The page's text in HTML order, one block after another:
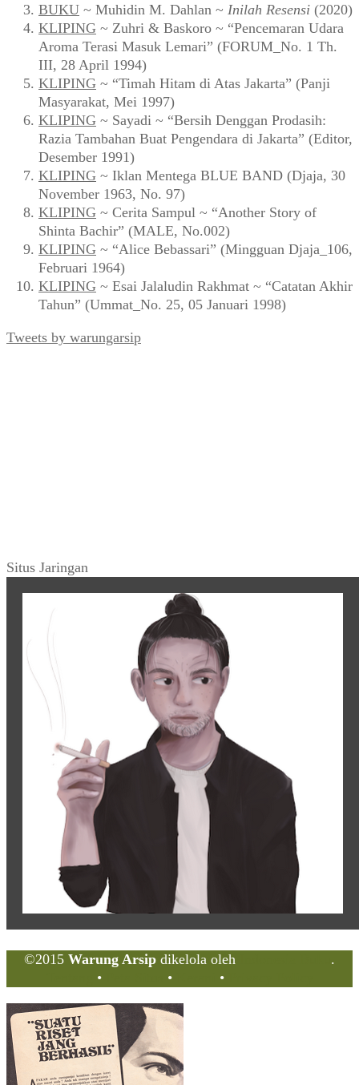
BUKU ~ Muhidin M. Dahlan ~ Inilah Resensi (2020)
KLIPING ~ Zuhri & Baskoro ~ “Pencemaran Udara
Aroma Terasi Masuk Lemari” (FORUM_No. 1 Th.
III, 28 April 1994)
KLIPING ~ “Timah Hitam di Atas Jakarta” (Panji
Masyarakat, Mei 1997)
KLIPING ~ Sayadi ~ “Bersih Denggan Prodasih:
Razia Tambahan Buat Pengendara di Jakarta” (Editor,
Desember 1991)
KLIPING ~ Iklan Mentega BLUE BAND (Djaja, 30
November 1963, No. 97)
KLIPING ~ Cerita Sampul ~ “Another Story of
Shinta Bachir” (MALE, No.002)
KLIPING ~ “Alice Bebassari” (Mingguan Djaja_106,
Februari 1964)
KLIPING ~ Esai Jalaludin Rakhmat ~ “Catatan Akhir
Tahun” (Ummat_No. 25, 05 Januari 1998)
Tweets by warungarsip
Situs Jaringan
©2015 Warung Arsip dikelola oleh
.
• • •